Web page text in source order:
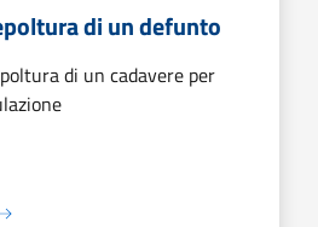
di un defunto
di un cadavere per